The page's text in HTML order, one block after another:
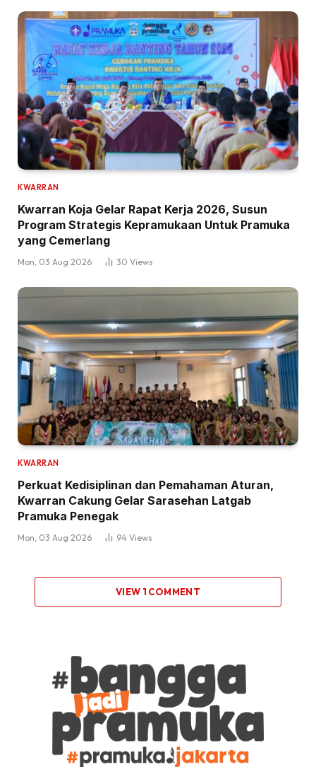
KWARRAN
Kwarran Koja Gelar Rapat Kerja 2026, Susun
Program Strategis Kepramukaan Untuk Pramuka
yang Cemerlang
Mon, 03 Aug 2026 30 Views
KWARRAN
Perkuat Kedisiplinan dan Pemahaman Aturan,
Kwarran Cakung Gelar Sarasehan Latgab
Pramuka Penegak
Mon, 03 Aug 2026 94 Views
VIEW 1 COMMENT